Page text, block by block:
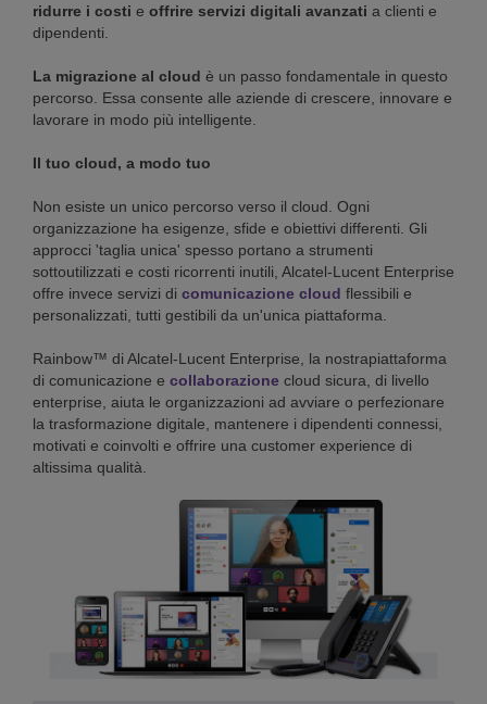
ridurre i costi e offrire servizi digitali avanzati a clienti e
dipendenti.
La migrazione al cloud è un passo fondamentale in questo
percorso. Essa consente alle aziende di crescere, innovare e
lavorare in modo più intelligente.
Il tuo cloud, a modo tuo
Non esiste un unico percorso verso il cloud. Ogni
organizzazione ha esigenze, sfide e obiettivi differenti. Gli
approcci 'taglia unica' spesso portano a strumenti
sottoutilizzati e costi ricorrenti inutili, Alcatel-Lucent Enterprise
offre invece servizi di comunicazione cloud flessibili e
personalizzati, tutti gestibili da un'unica piattaforma.
Rainbow™ di Alcatel-Lucent Enterprise, la nostrapiattaforma
di comunicazione e collaborazione cloud sicura, di livello
enterprise, aiuta le organizzazioni ad avviare o perfezionare
la trasformazione digitale, mantenere i dipendenti connessi,
motivati e coinvolti e offrire una customer experience di
altissima qualità.